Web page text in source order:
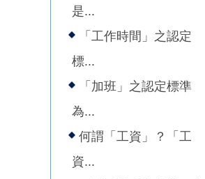
是...
「工作時間」之認定
標...
「加班」之認定標準
為...
何謂「工資」？「工
資...